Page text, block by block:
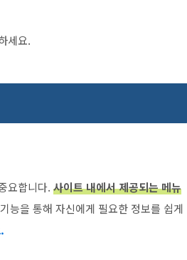
세요.
요합니다. 사이트 내에서 제공되는 메뉴
능을 통해 자신에게 필요한 정보를 쉽게